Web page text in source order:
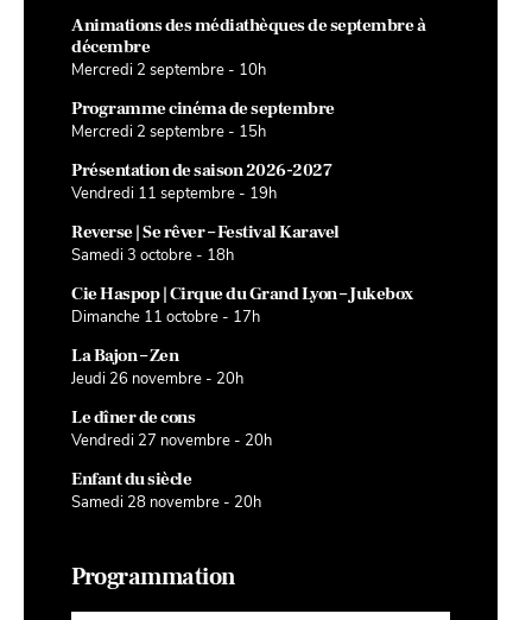
Animations des médiathèques de septembre à
décembre
Mercredi 2 septembre - 10h
Programme cinéma de septembre
Mercredi 2 septembre - 15h
Présentation de saison 2026-2027
Vendredi 11 septembre - 19h
Reverse | Se rêver – Festival Karavel
Samedi 3 octobre - 18h
Cie Haspop | Cirque du Grand Lyon – Jukebox
Dimanche 11 octobre - 17h
La Bajon – Zen
Jeudi 26 novembre - 20h
Le dîner de cons
Vendredi 27 novembre - 20h
Enfant du siècle
Samedi 28 novembre - 20h
Programmation